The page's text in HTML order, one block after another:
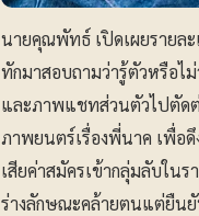
นายคุณพัทธ์ เปิดเผยรายล
ทักมาสอบถามว่ารู้ตัวหรือไ
และภาพแชทส่วนตัวไปตัด
ภาพยนตร์เรื่องพี่นาค เพื่อดึ
เสียค่าสมัครเข้ากลุ่มลับใน
ร่างลักษณะคล้ายตนแต่ยืน